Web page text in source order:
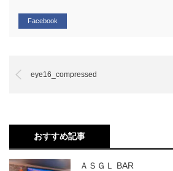
Facebook
eye16_compressed
おすすめ記事
ＡＳＧＬ BAR